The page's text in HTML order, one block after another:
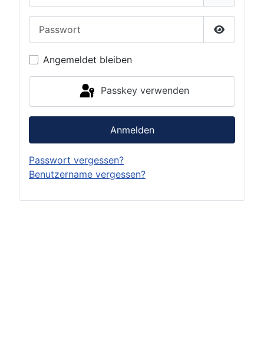
Passwort
Angemeldet bleiben
Passkey verwenden
Anmelden
Passwort vergessen?
Benutzername vergessen?